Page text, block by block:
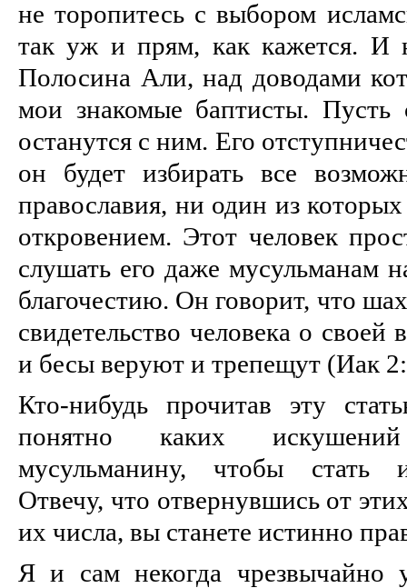
не торопитесь с выбором
так уж и прям, как кажется. И
Полосина Али, над доводами
мои знакомые баптисты. Пусть
останутся с ним. Его
он будет избирать все
православия, ни один из
откровением. Этот человек
слушать его даже мусульманам
благочестию. Он говорит, что
свидетельство человека о
и бесы веруют и трепещут (Иак
Кто-нибудь прочитав эту
понятно каких
мусульманину, чтобы стать
Отвечу, что отвернувшись от
их числа, вы станете истинно
Я и сам некогда чрезвычайно